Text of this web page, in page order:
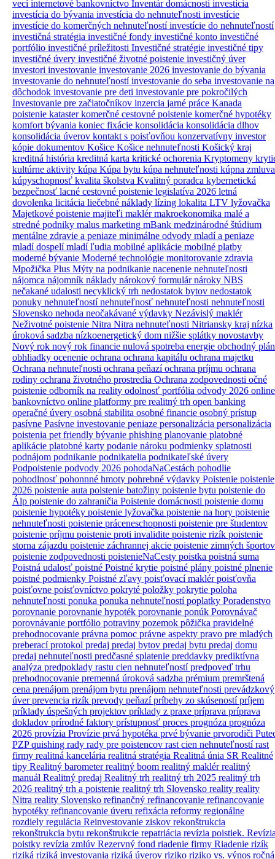
vecí internetové bankovníctvo Inventár domácnosti investícia
investícia do bývania investícia do nehnuteľnosti investície
investície do komerčných nehnuteľnostíinvestície do nehnuteľností
investičná stratégia investičné fondy investičné konto investičné
portfólio investičné príležitosti Investičné stratégie investičné tipy
investičné úvery investičné životné poistenie investičný úver
investori investovanie investovanie 2026 investovanie do bývania
investovanie do nehnuteľnostíinvestovanie do seba investovanie na
dôchodok investovanie pre deti investovanie pre pokročilých
Investovanie pre začiatočníkov inzercia jarné práce Kanada
poistenie katasterkomerčné cestovné poistenie komerčné hypotéky
komfort bývania koniec fixácie konsolidácia konsolidácia dlhov
konsolidácia úverov kontakt s poisťovňou konzervatívny investor
kópie dokumentov Košice Košice nehnuteľnosti Košický kraj
kreditná história kreditná karta kritické ochorenia Kryptomeny
kultúrne aktivity kúpa Kúpa bytu kúpa nehnuteľnosti kúpna zmluva
kúpyschopnosť kvalita školstva Kvalitný poradca kybernetická
bezpečnosť lacné cestovné poistenie legislatíva 2026 letná
dovolenka licitácia liečebné náklady lízing lokalita LTV lyžovačka
Majetkové poistenie majiteľi maklérmakroekonomika malé a
stredné podniky malus marketing mBank medzinárodné štúdium
mentálne zdravie a peniaze minimálne odvody mladí a peniaze
mladí dospelímladí ľudia mobilné aplikácie mobilné platby
moderné bývanie Moderné technológie monitorovanie zdravia
Mpožička Plus Mýty na podnikanie nacenenie nehnuteľnosti
nájomca nájomník náklady nárokový formulárnároky NBS
nečakané udalosti necyklický trh nedostatok bytov nedostatok
ponuky nehnuteľnostínehnuteľnosť nehnuteľnosti nehnuteľnosti
Slovensko nehoda neočakávané výdavky Nezávislý maklér
Neživotné poistenie Nitra Nitra nehnuteľnosti Nitriansky kraj nízka
úroková sadzba nízkoenergetický dom nižšie splátky novostavby
Nový rok nový rok financie nulová spotreba energie obchodný plán
obhliadky ocenenie ochrana ochrana kapitálu ochrana majetku
Ochrana nehnuteľnosti ochrana peňazíochrana príjmu ochrana
rodiny ochrana životného prostredia Ochrana zodpovednosti očné
poistenie odborník na reality odolnosť portfólia odvody 2026 online
bankovníctvo online platformy pre realitný trh open banking
operačné úvery osobná stabilita osobné financie osobný prístup
pasívne Pasívne investovanie peniaze personalizácia personalizácia
poistenia pet friendly bývanie phishing planovanie platobné
aplikácie platobné karty podanie nároku podmienky splatnosti
podnájom podnikanie podnikatelia podnikateľské úvery
Podpoistenie podvody 2026 pohodaNaCestách pohodlie
pohodlnosť pohonnné hmoty pohrebné výdavky Poistenie poistenie
2026 poistenie auta poistenie batožiny poistenie bytu poistenie do
Álp poistenie do zahraničia Poistenie domácnosti poistenie domu
poistenie hypotéky poistenie lyžovačka poistenie na hory poistenie
nehnuteľnosti poistenie práceneschopnosti poistenie pre študentov
poistenie príjmu poistenie proti invalidite poistenie rizík poistenie
storna zájazdu poistenie záchrannej akcie poistenie zimných športov
poistenie zodpovednosti poistenieNaCesty poistka poistná suma
Poistná udalosť poistné Poistné krytie poistné plány poistné plnenie
poistné podmienky Poistné zľavy poisťovací maklérpoisťovňa
poisťovne poisťovníctvo pokryté položky pokrytie poloha
nehnuteľnosti ponuka ponuka nehnuteľnostípoplatky Poradenstvo
porovnanie porovnanie hypoték porovnanie ponúk Porovnávač
porovnávanie portfólio potraviny pozemok pôžička pravidelné
prehodnocovanie právna pomoc právne aspekty pravo pre mladých
preberací protokol predaj predaj bytov predaj bytu predaj domu
predaj nehnuteľnosti predčasné splatenie preddavky prediktívna
analýza predpoklady rastu cien nehnuteľnostípredpoveď trhu
prehodnocovanie premenná úroková sadzba prémium premrštená
cena prenájom prenájom bytu prenájom nehnuteľnosti prevádzkový
úverprevencia rizík prevody peňazípríbehy zo skúsenostípríjem
príklady úspešných projektov príklady z praxe príprava príprava
dokladov prírodné faktory prístupnosť proces prognóza prognóza
2026 provízia Provízie prvá hypotéka prvé bývanie prvorodiči
PZPquishing rady rady pre poistencov rast cien nehnuteľnostírast
firmy realitná kancelária realitná stratégia Realitná únia SR Realitné
tipy Realitný barometerrealitný boom realitný maklérrealitný
manuál Realitný predaj Realitný trh realitný trh 2025 realitný trh
2026 realitný trh a poistenie realitný trh Slovensko reality reality
Nitra reality Slovensko refinančný refinancovanie refinancovanie
hypotéky refinancovanie úveru refixácia reformy regionálne
rozdiely regulácia Reinvestovanie ziskov rekonštrukcia
rekonštrukcia bytu rekonštrukcie repatriácia revízia poistiek.
poistky revízia zmlúv Rezervný fond riadenie firmy Riadenie rizík
riziká riziká investovania riziká úverov riziko riziko vs. výnos ročná